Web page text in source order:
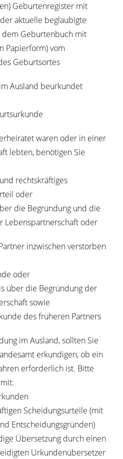
Geburtenregister mit
aktuelle beglaubigte
dem Geburtenbuch mit
Papierform) vom
Geburtsortes
Ausland beurkundet
waren oder in einer
lebten, benötigen Sie
rechtskräftiges
oder
die Begründung und die
Lebenspartnerschaft oder
inzwischen verstorben
oder
über die Begründung der
sowie
des früheren Partners
im Ausland, sollten Sie
erkundigen, ob ein
erforderlich ist. Bitte
Scheidungsurteile (mit
Entscheidungsgründen)
Übersetzung durch einen
Urkundenübersetzer